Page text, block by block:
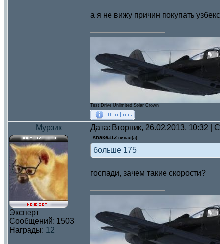
а я не вижу причин покупать
Test Drive Unlimited Solar Crown
Мурзик Дата: Вторник, 26.02.2013, 10:32 |
Эксперт
Сообщений: 1503
Награды: 12
snake312 писал(а):
больше 175
госпади, зачем такие скорости?